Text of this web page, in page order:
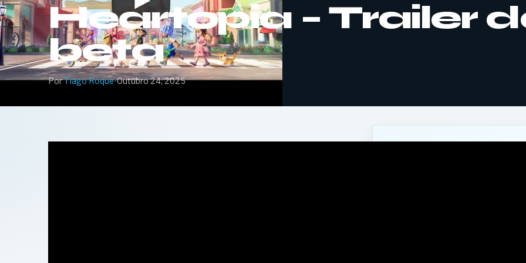
Heartopia – Trailer
beta
PorTiago Roque·Outubro 24, 2025